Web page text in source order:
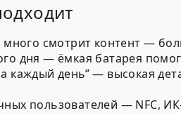
много смотрит контент —
дня — ёмкая батарея
каждый день”— высокая
пользователей — NFC,